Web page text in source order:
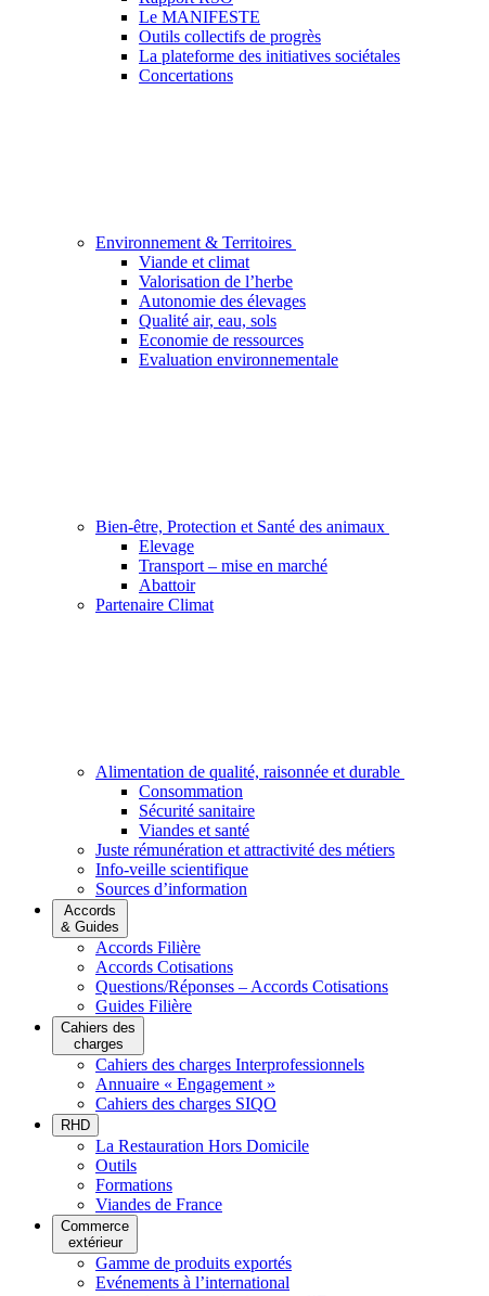
Le MANIFESTE
Outils collectifs de progrès
La plateforme des initiatives sociétales
Concertations
Environnement & Territoires
Viande et climat
Valorisation de l’herbe
Autonomie des élevages
Qualité air, eau, sols
Economie de ressources
Evaluation environnementale
Bien-être, Protection et Santé des animaux
Elevage
Transport – mise en marché
Abattoir
Partenaire Climat
Alimentation de qualité, raisonnée et durable
Consommation
Sécurité sanitaire
Viandes et santé
Juste rémunération et attractivité des métiers
Info-veille scientifique
Sources d’information
Accords
& Guides
Accords Filière
Accords Cotisations
Questions/Réponses – Accords Cotisations
Guides Filière
Cahiers des
charges
Cahiers des charges Interprofessionnels
Annuaire « Engagement »
Cahiers des charges SIQO
RHD
La Restauration Hors Domicile
Outils
Formations
Viandes de France
Commerce
extérieur
Gamme de produits exportés
Evénements à l’international